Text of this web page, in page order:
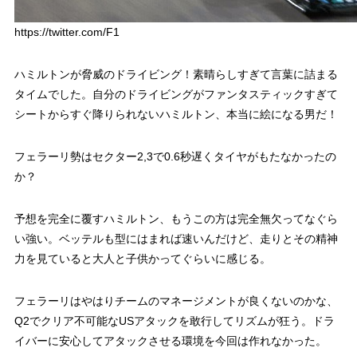
https://twitter.com/F1
ハミルトンが脅威のドライビング！素晴らしすぎて言葉に詰まる
タイムでした。自分のドライビングがファンタスティックすぎて
シートからすぐ降りられないハミルトン、本当に絵になる男だ！
フェラーリ勢はセクター2,3で0.6秒遅くタイヤがもたなかったの
か？
予想を完全に覆すハミルトン、もうこの方は完全無欠ってなぐら
い強い。ベッテルも型にはまれば速いんだけど、走りとその精神
力を見ていると大人と子供かってぐらいに感じる。
フェラーリはやはりチームのマネージメントが良くないのかな、
Q2でクリア不可能なUSアタックを敢行してリズムが狂う。ドラ
イバーに安心してアタックさせる環境を今回は作れなかった。